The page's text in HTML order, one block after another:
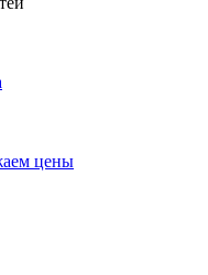
цены